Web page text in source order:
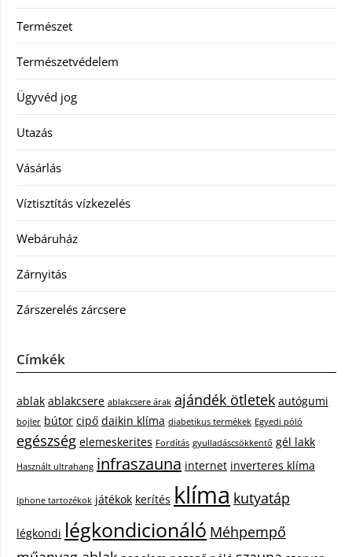
Természet
Természetvédelem
Ügyvéd jog
Utazás
Vásárlás
Víztisztítás vízkezelés
Webáruház
Zárnyitás
Zárszerelés zárcsere
Címkék
ablak ablakcsere ablakcsere árak ajándék ötletek autógumi
bojler bútor cipő daikin klíma diabetikus termékek Egyedi póló
egészség elemeskerites Fordítás gyulladáscsökkentő gél lakk
Használt ultrahang infraszauna internet inverteres klíma
Iphone tartozékok játékok kerítés klíma kutyatáp
légkondi légkondicionáló Méhpempő